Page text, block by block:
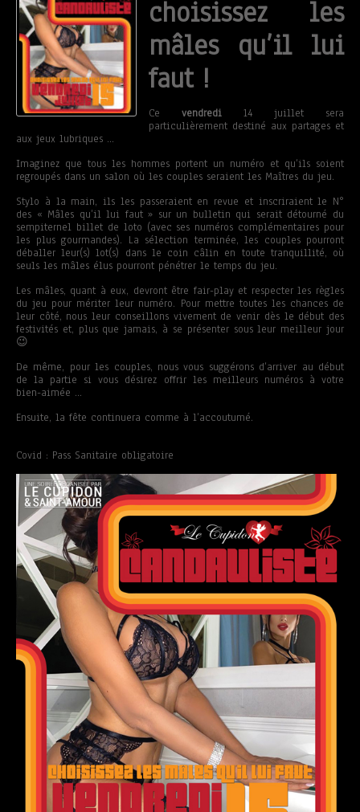
choisissez les
mâles qu’il lui
faut !
Ce vendredi 14 juillet sera
particulièrement destiné aux partages et
aux jeux lubriques …
Imaginez que tous les hommes portent un numéro et qu’ils soient
regroupés dans un salon où les couples seraient les Maîtres du jeu.
Stylo à la main, ils les passeraient en revue et inscriraient le N°
des « Mâles qu’il lui faut » sur un bulletin qui serait détourné du
sempiternel billet de loto (avec ses numéros complémentaires pour
les plus gourmandes). La sélection terminée, les couples pourront
déballer leur(s) lot(s) dans le coin câlin en toute tranquillité, où
seuls les mâles élus pourront pénétrer le temps du jeu.
Les mâles, quant à eux, devront être fair-play et respecter les règles
du jeu pour mériter leur numéro. Pour mettre toutes les chances de
leur côté, nous leur conseillons vivement de venir dès le début des
festivités et, plus que jamais, à se présenter sous leur meilleur jour
😉
De même, pour les couples, nous vous suggérons d’arriver au début
de la partie si vous désirez offrir les meilleurs numéros à votre
bien-aimée …
Ensuite, la fête continuera comme à l’accoutumé.
Covid : Pass Sanitaire obligatoire